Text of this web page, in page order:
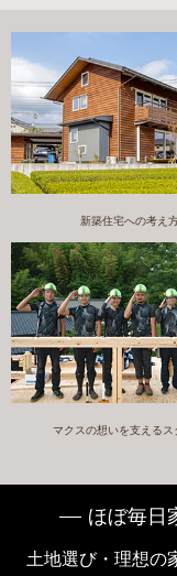
新築住宅への考え
マクスの想いを支えるス
ほぼ毎日
土地選び・理想の